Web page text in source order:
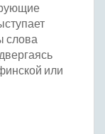
слова
или